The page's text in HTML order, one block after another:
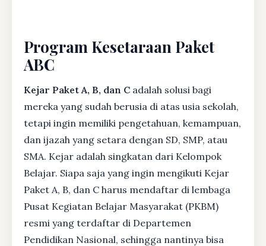
Program Kesetaraan Paket
ABC
Kejar Paket A, B, dan C adalah solusi bagi
mereka yang sudah berusia di atas usia sekolah,
tetapi ingin memiliki pengetahuan, kemampuan,
dan ijazah yang setara dengan SD, SMP, atau
SMA. Kejar adalah singkatan dari Kelompok
Belajar. Siapa saja yang ingin mengikuti Kejar
Paket A, B, dan C harus mendaftar di lembaga
Pusat Kegiatan Belajar Masyarakat (PKBM)
resmi yang terdaftar di Departemen
Pendidikan Nasional, sehingga nantinya bisa